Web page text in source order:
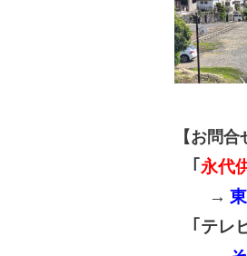
【お問
｢ 永代
→
｢テレ